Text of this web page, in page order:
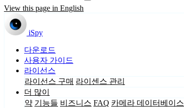
View this page in English
iSpy
다운로드
사용자 가이드
라이선스
라이선스 구매 라이센스 관리
더 많이
약 기능들 비즈니스 FAQ 카메라 데이터베이스